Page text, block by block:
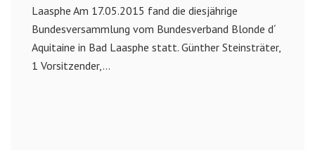
Laasphe Am 17.05.2015 fand die diesjährige
Bundesversammlung vom Bundesverband Blonde d´
Aquitaine in Bad Laasphe statt. Günther Steinsträter,
1 Vorsitzender,...